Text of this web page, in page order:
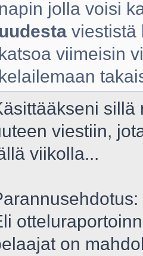
napin jolla voisi
viestistä
katsoa viimeisin
kelailemaan
viestiin,
viikolla...
on